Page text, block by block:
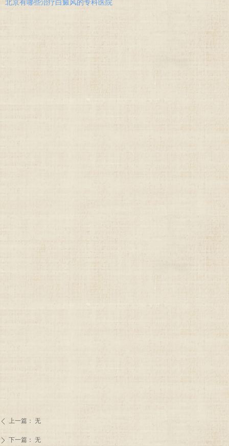
北京有哪些治疗白癜风的专科医院
ꄴ 上一篇： 无
ꄲ 下一篇： 无